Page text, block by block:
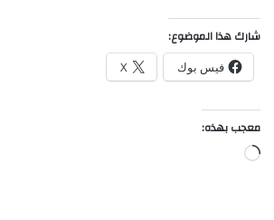
شارك هذا الموضوع:
فيس بوك X
معجب بهذه:
جاري